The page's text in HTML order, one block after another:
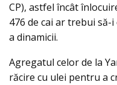
CP), astfel încât
476 de cai ar trebui
a dinamicii.
Agregatul celor de la
răcire cu ulei pentru a